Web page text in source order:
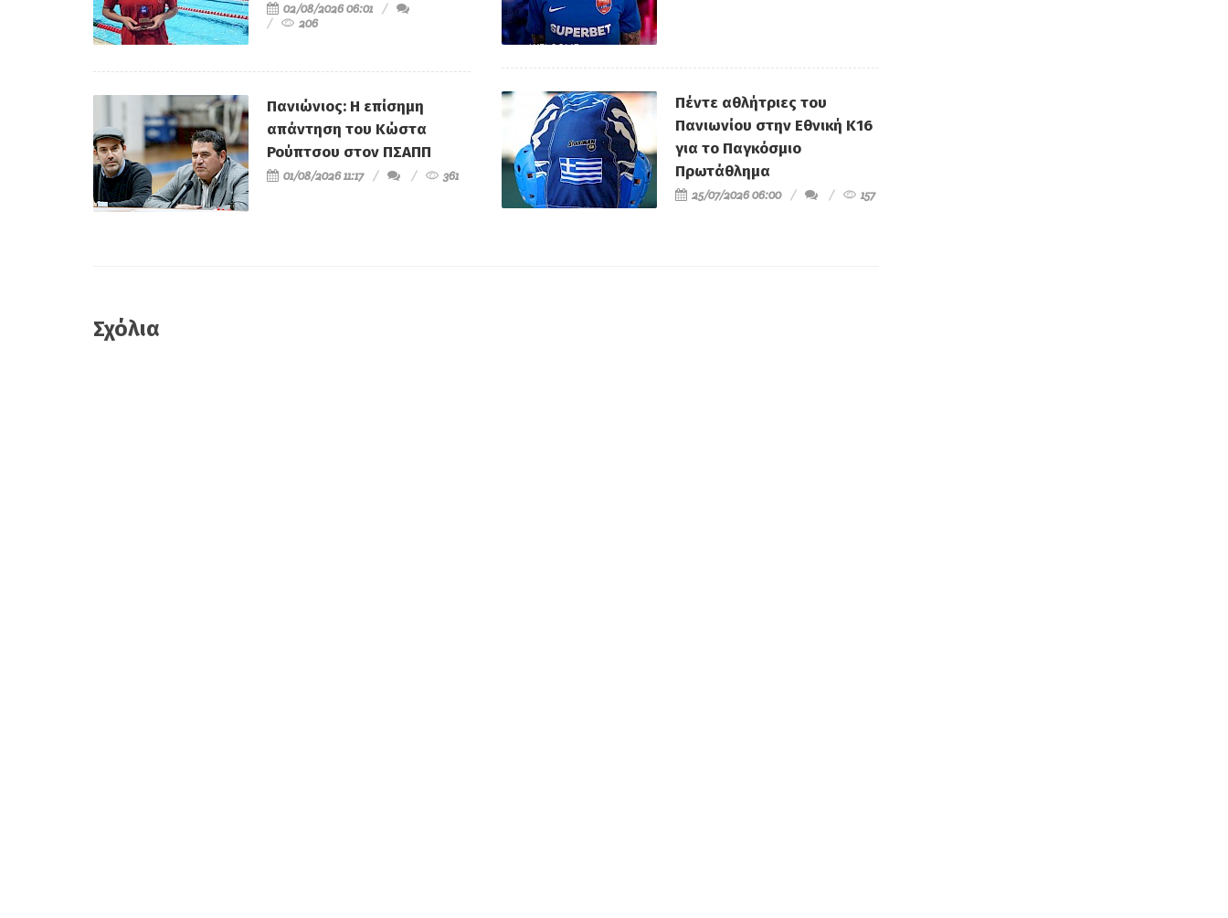
02/08/2026 06:01
206
Πανιώνιος: Η επίσημη
απάντηση του Κώστα
Ρούπτσου στον ΠΣΑΠΠ
01/08/2026 11:17 361
Πέντε αθλήτριες του
Πανιωνίου στην Εθνική Κ16
για το Παγκόσμιο
Πρωτάθλημα
25/07/2026 06:00 157
Σχόλια